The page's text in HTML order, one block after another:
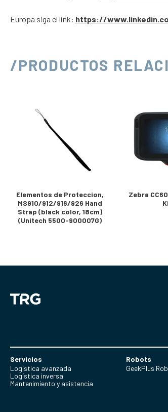
Europa siga el link: https://
/PRODUCTOS
Elementos de Proteccion,
MS910/912/916/926 Hand
Strap (black color, 18cm)
(Unitech 5500-900007G)
Zebra
Servicios
Logística avanzada
Logística inversa
Mantenimiento y asistencia
Robots
GeekPlus